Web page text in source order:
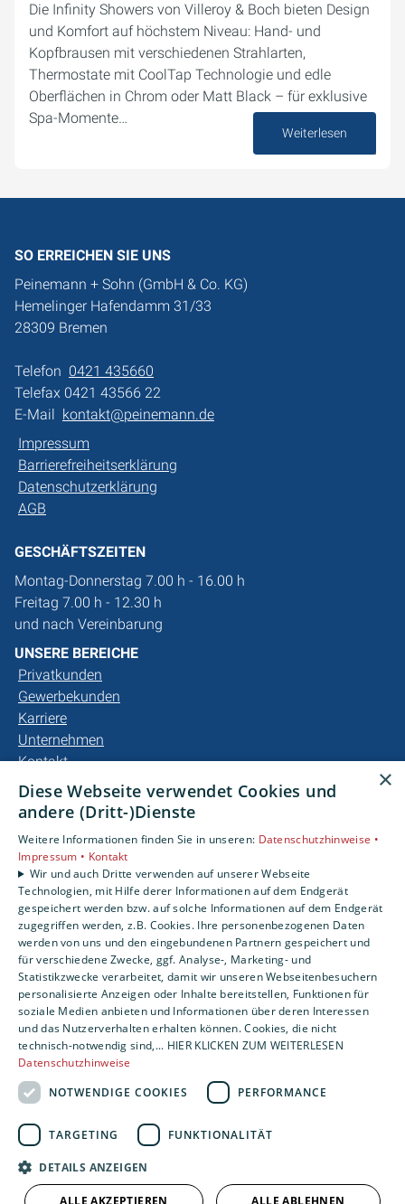
Die Infinity Showers von Villeroy & Boch bieten Design
und Komfort auf höchstem Niveau: Hand- und
Kopfbrausen mit verschiedenen Strahlarten,
Thermostate mit CoolTap Technologie und edle
Oberflächen in Chrom oder Matt Black – für exklusive
Spa-Momente…
Weiterlesen
SO ERREICHEN SIE UNS
Peinemann + Sohn (GmbH & Co. KG)
Hemelinger Hafendamm 31/33
28309 Bremen
Telefon 0421 435660
Telefax 0421 43566 22
E-Mail kontakt@peinemann.de
Impressum
Barrierefreiheitserklärung
Datenschutzerklärung
AGB
GESCHÄFTSZEITEN
Montag-Donnerstag 7.00 h - 16.00 h
Freitag 7.00 h - 12.30 h
und nach Vereinbarung
UNSERE BEREICHE
Privatkunden
Gewerbekunden
Karriere
Unternehmen
Kontakt
×
Diese Webseite verwendet Cookies und
andere (Dritt-)Dienste
Weitere Informationen finden Sie in unseren: Datenschutzhinweise •
Impressum • Kontakt
Wir und auch Dritte verwenden auf unserer Webseite
Technologien, mit Hilfe derer Informationen auf dem Endgerät
gespeichert werden bzw. auf solche Informationen auf dem Endgerät
zugegriffen werden, z.B. Cookies. Ihre personenbezogenen Daten
werden von uns und den eingebundenen Partnern gespeichert und
für verschiedene Zwecke, ggf. Analyse-, Marketing- und
Statistikzwecke verarbeitet, damit wir unseren Webseitenbesuchern
personalisierte Anzeigen oder Inhalte bereitstellen, Funktionen für
soziale Medien anbieten und Informationen über deren Interessen
und das Nutzerverhalten erhalten können. Cookies, die nicht
technisch-notwendig sind,... HIER KLICKEN ZUM WEITERLESEN
Datenschutzhinweise
NOTWENDIGE COOKIES
PERFORMANCE
TARGETING FUNKTIONALITÄT
DETAILS ANZEIGEN
ALLE AKZEPTIEREN ALLE ABLEHNEN